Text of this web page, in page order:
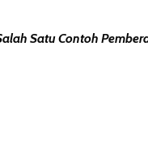
Satu Contoh